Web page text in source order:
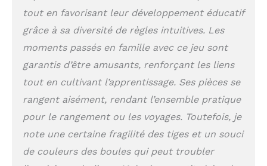
pick-up et aux jeux
Mikado Jouets
Montessori à partir de
3, 4, 5 ans : les
colorées répondent aux
besoins éducatifs
précoces des enfants
âgés de 3 à 6 ans pour
trier et compter les
couleurs. Dans le jeu,
observer, réfléchir et
tout en favorisant leur développement éducatif
grâce à sa diversité de règles intuitives. Les
moments passés en famille avec ce jeu sont
garantis d’être amusants, renforçant les liens
tout en cultivant l’apprentissage. Ses pièces se
rangent aisément, rendant l’ensemble pratique
pour le rangement ou les voyages. Toutefois, je
note une certaine fragilité des tiges et un souci
de couleurs des boules qui peut troubler